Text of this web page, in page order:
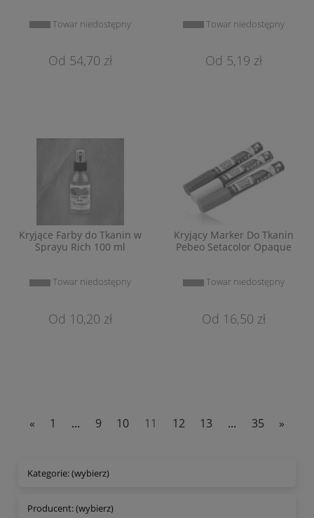
Towar niedostępny
54,70 zł
Towar niedostępny
5,19 zł
Kryjące Farby do Tkanin w
Sprayu Rich 100 ml
Towar niedostępny
10,20 zł
Kryjący Marker Do Tkanin
Pebeo Setacolor Opaque
Towar niedostępny
16,50 zł
« 1 ... 9 10 11 12 13 ... 35 »
Kategorie: (wybierz)
Producent: (wybierz)